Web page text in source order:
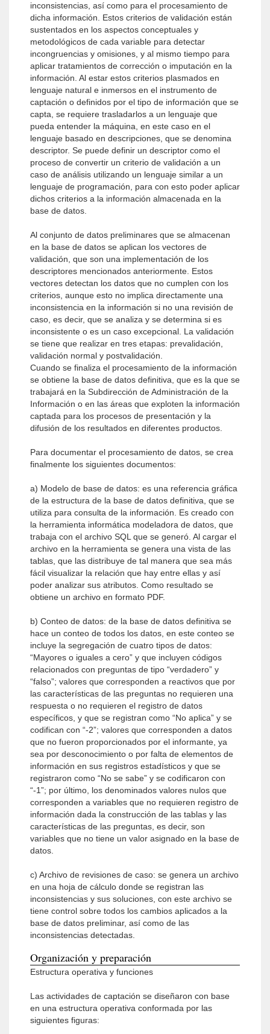
inconsistencias, así como para el procesamiento de
dicha información. Estos criterios de validación están
sustentados en los aspectos conceptuales y
metodológicos de cada variable para detectar
incongruencias y omisiones, y al mismo tiempo para
aplicar tratamientos de corrección o imputación en la
información. Al estar estos criterios plasmados en
lenguaje natural e inmersos en el instrumento de
captación o definidos por el tipo de información que se
capta, se requiere trasladarlos a un lenguaje que
pueda entender la máquina, en este caso en el
lenguaje basado en descripciones, que se denomina
descriptor. Se puede definir un descriptor como el
proceso de convertir un criterio de validación a un
caso de análisis utilizando un lenguaje similar a un
lenguaje de programación, para con esto poder aplicar
dichos criterios a la información almacenada en la
base de datos.
Al conjunto de datos preliminares que se almacenan
en la base de datos se aplican los vectores de
validación, que son una implementación de los
descriptores mencionados anteriormente. Estos
vectores detectan los datos que no cumplen con los
criterios, aunque esto no implica directamente una
inconsistencia en la información si no una revisión de
caso, es decir, que se analiza y se determina si es
inconsistente o es un caso excepcional. La validación
se tiene que realizar en tres etapas: prevalidación,
validación normal y postvalidación.
Cuando se finaliza el procesamiento de la información
se obtiene la base de datos definitiva, que es la que se
trabajará en la Subdirección de Administración de la
Información o en las áreas que exploten la información
captada para los procesos de presentación y la
difusión de los resultados en diferentes productos.
Para documentar el procesamiento de datos, se crea
finalmente los siguientes documentos:
a) Modelo de base de datos: es una referencia gráfica
de la estructura de la base de datos definitiva, que se
utiliza para consulta de la información. Es creado con
la herramienta informática modeladora de datos, que
trabaja con el archivo SQL que se generó. Al cargar el
archivo en la herramienta se genera una vista de las
tablas, que las distribuye de tal manera que sea más
fácil visualizar la relación que hay entre ellas y así
poder analizar sus atributos. Como resultado se
obtiene un archivo en formato PDF.
b) Conteo de datos: de la base de datos definitiva se
hace un conteo de todos los datos, en este conteo se
incluye la segregación de cuatro tipos de datos:
“Mayores o iguales a cero” y que incluyen códigos
relacionados con preguntas de tipo “verdadero” y
“falso”; valores que corresponden a reactivos que por
las características de las preguntas no requieren una
respuesta o no requieren el registro de datos
específicos, y que se registran como “No aplica” y se
codifican con “-2”; valores que corresponden a datos
que no fueron proporcionados por el informante, ya
sea por desconocimiento o por falta de elementos de
información en sus registros estadísticos y que se
registraron como “No se sabe” y se codificaron con
“-1”; por último, los denominados valores nulos que
corresponden a variables que no requieren registro de
información dada la construcción de las tablas y las
características de las preguntas, es decir, son
variables que no tiene un valor asignado en la base de
datos.
c) Archivo de revisiones de caso: se genera un archivo
en una hoja de cálculo donde se registran las
inconsistencias y sus soluciones, con este archivo se
tiene control sobre todos los cambios aplicados a la
base de datos preliminar, así como de las
inconsistencias detectadas.
Organización y preparación
Estructura operativa y funciones
Las actividades de captación se diseñaron con base
en una estructura operativa conformada por las
siguientes figuras: